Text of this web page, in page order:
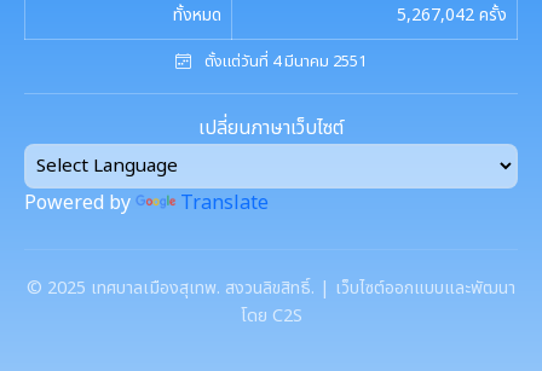
ทั้งหมด
5,267,042ครั้ง
ตั้งแต่วันที่ 4 มีนาคม 2551
เปลี่ยนภาษาเว็บไซต์
Powered by Translate
© 2025 เทศบาลเมืองสุเทพ. สงวนลิขสิทธิ์. | เว็บไซต์ออกแบบและพัฒนา
โดย C2S